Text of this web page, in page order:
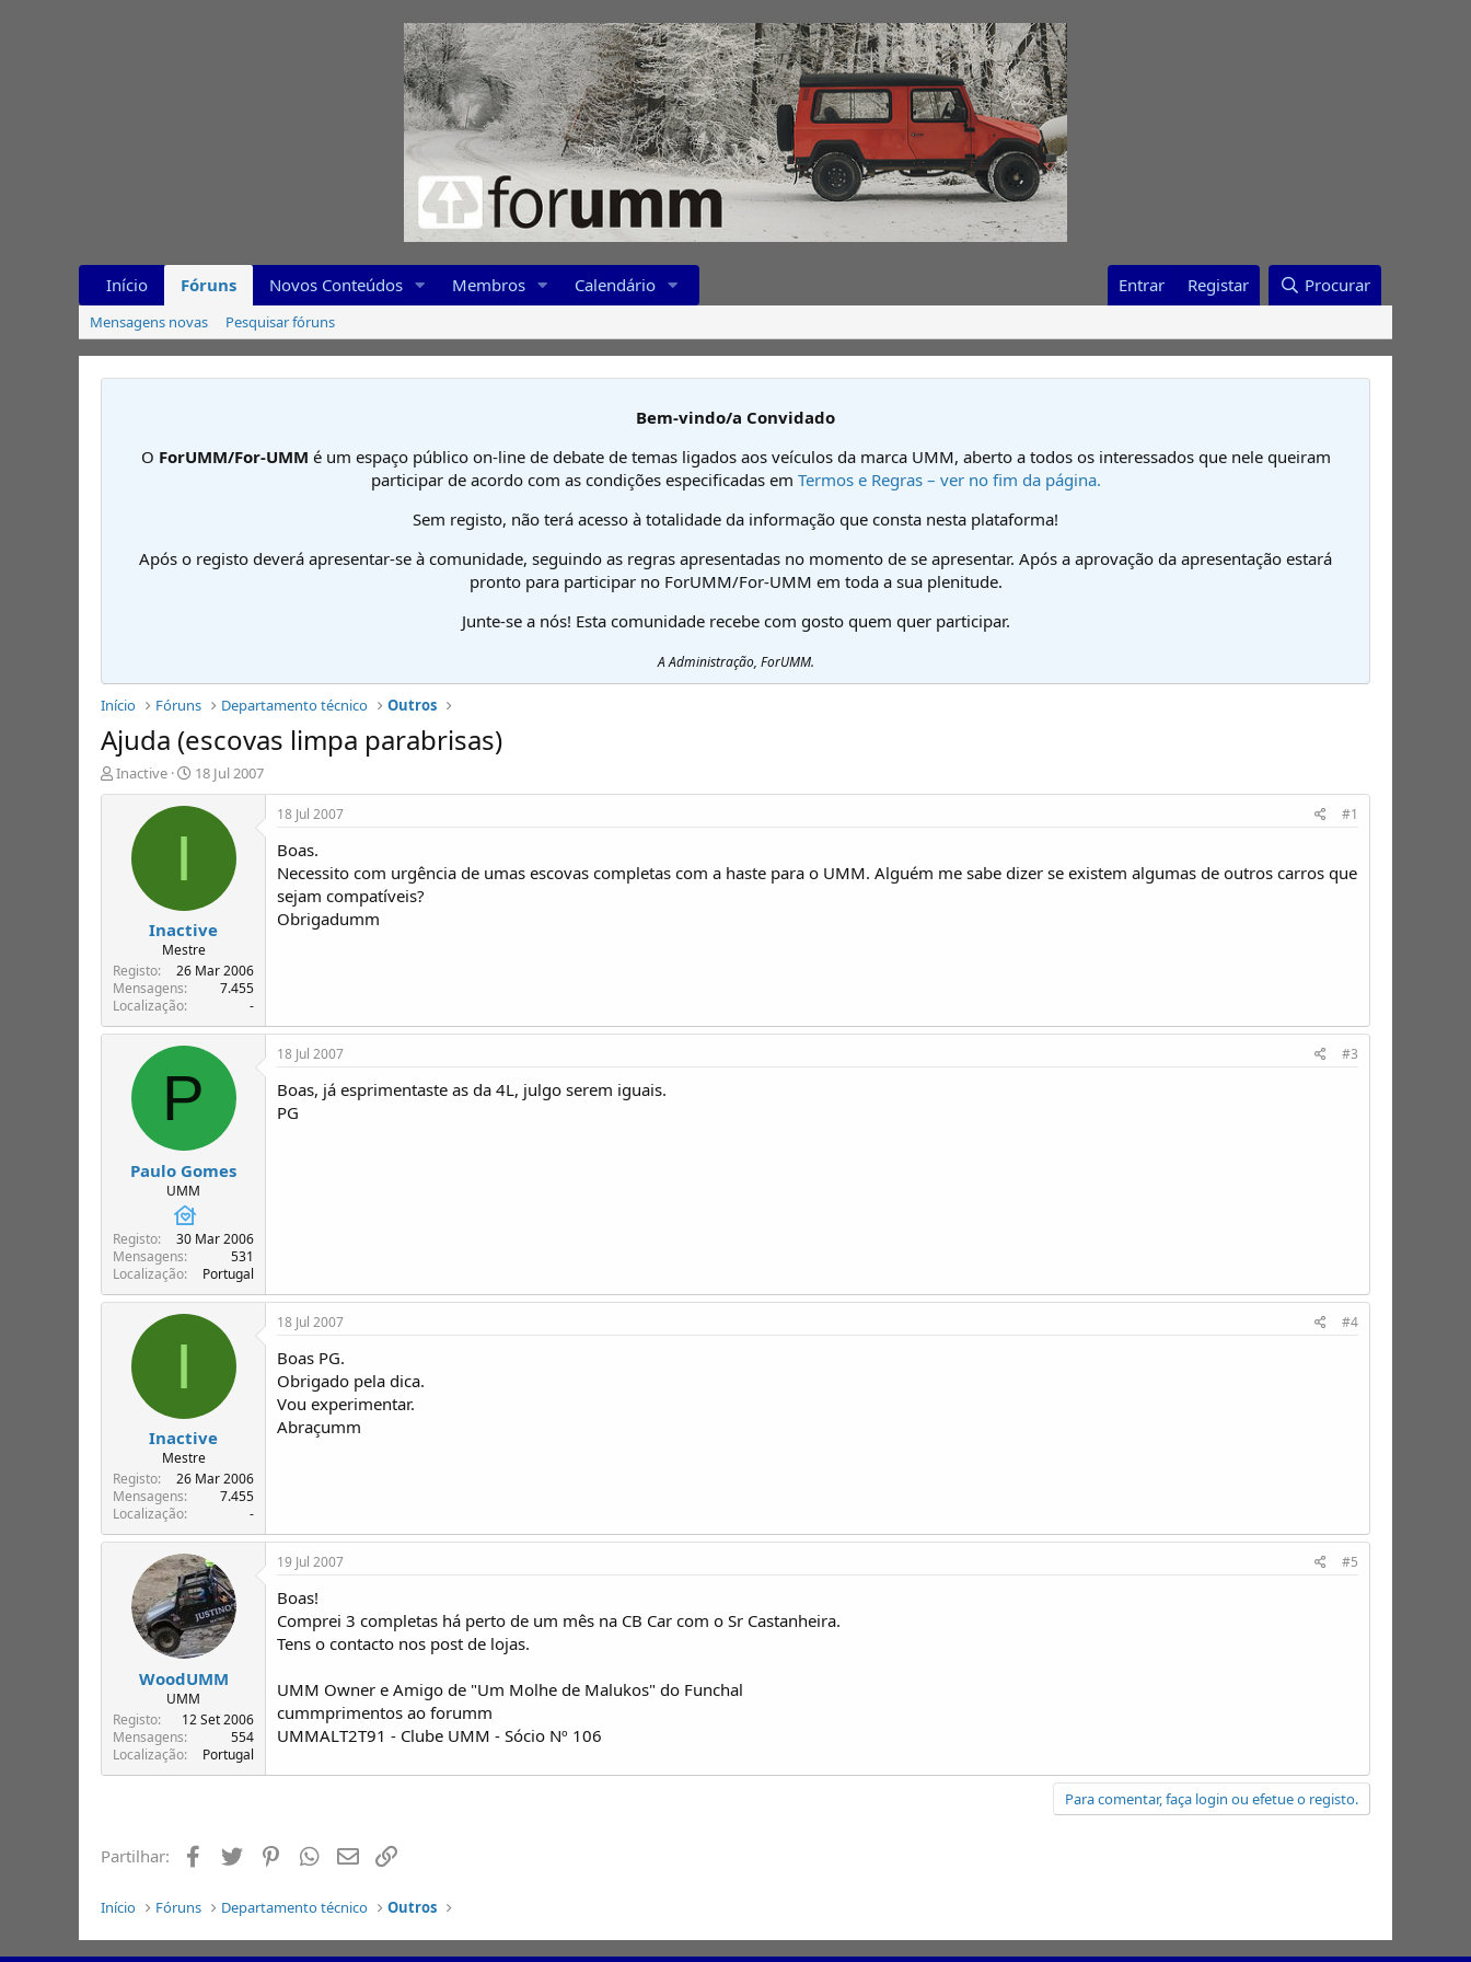
Início Fóruns Novos Conteúdos Membros Calendário Entrar Registar Procurar
Mensagens novas Pesquisar fóruns
Bem-vindo/a Convidado
O ForUMM/For-UMM é um espaço público on-line de debate de temas ligados aos veículos da marca UMM, aberto a todos os interessados que nele queiram
participar de acordo com as condições especificadas em Termos e Regras – ver no fim da página.
Sem registo, não terá acesso à totalidade da informação que consta nesta plataforma!
Após o registo deverá apresentar-se à comunidade, seguindo as regras apresentadas no momento de se apresentar. Após a aprovação da apresentação estará
pronto para participar no ForUMM/For-UMM em toda a sua plenitude.
Junte-se a nós! Esta comunidade recebe com gosto quem quer participar.
A Administração, ForUMM.
Início Fóruns Departamento técnico Outros
Ajuda (escovas limpa parabrisas)
I
n
e
T
ó
p
Inactive
D
a
t
n
í
c
i
18 Jul 2007
I
Inactive
Mestre
Registo
26 Mar 2006
Mensagens
7.455
Localização
-
18 Jul 2007 #1
Boas.
Necessito com urgência de umas escovas completas com a haste para o UMM. Alguém me sabe dizer se existem algumas de outros carros que
sejam compatíveis?
Obrigadumm
P
Paulo Gomes
UMM
Registo
30 Mar 2006
Mensagens
531
Localização
Portugal
18 Jul 2007 #3
Boas, já esprimentaste as da 4L, julgo serem iguais.
PG
I
Inactive
Mestre
Registo
26 Mar 2006
Mensagens
7.455
Localização
-
18 Jul 2007 #4
Boas PG.
Obrigado pela dica.
Vou experimentar.
Abraçumm
WoodUMM
UMM
Registo
12 Set 2006
Mensagens
554
Localização
Portugal
19 Jul 2007 #5
Boas!
Comprei 3 completas há perto de um mês na CB Car com o Sr Castanheira.
Tens o contacto nos post de lojas.
UMM Owner e Amigo de "Um Molhe de Malukos" do Funchal
cummprimentos ao forumm
UMMALT2T91 - Clube UMM - Sócio Nº 106
Para comentar, faça login ou efetue o registo.
Partilhar: Facebook
Twitter PinterestWhatsapp
Email
Início Fóruns Departamento técnico Outros